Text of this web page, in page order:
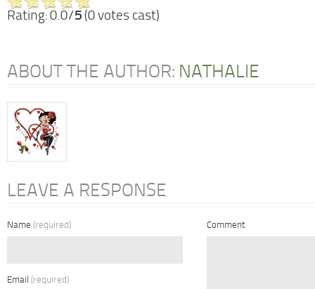
Rating: 0.0/5 (0 votes cast)
ABOUT THE AUTHOR: NATHALIE
LEAVE A RESPONSE
Name (required)
Email (required)
Comment